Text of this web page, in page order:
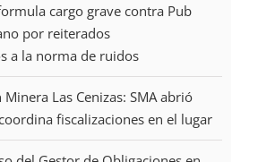
cargo grave contra Pub
por reiterados
a la norma de ruidos
Las Cenizas: SMA abrió
fiscalizaciones en el lugar